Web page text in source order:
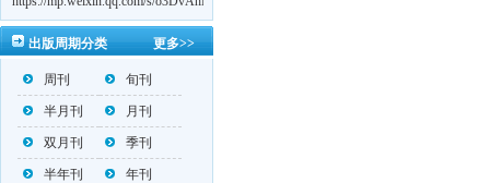
第一辑：
https://mp.weixin.qq.com/s/_w2OMIu6Gs1QL0b_JWhZAQ
更多>>
出版周期分类
周刊 旬刊
半月刊 月刊
双月刊 季刊
半年刊 年刊